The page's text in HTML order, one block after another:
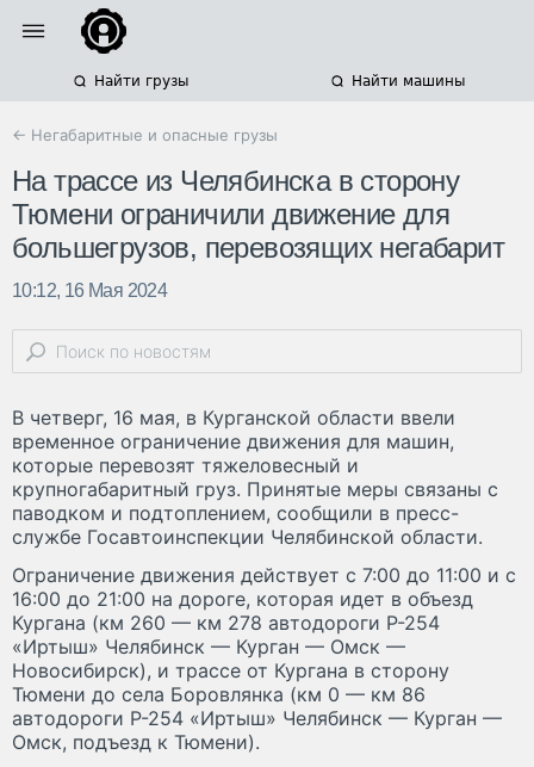
Найти грузы Найти машины
← Негабаритные и опасные грузы
На трассе из Челябинска в сторону
Тюмени ограничили движение для
большегрузов, перевозящих негабарит
10:12, 16 Мая 2024
В четверг, 16 мая, в Курганской области ввели
временное ограничение движения для машин,
которые перевозят тяжеловесный и
крупногабаритный груз. Принятые меры связаны с
паводком и подтоплением, сообщили в пресс-
службе Госавтоинспекции Челябинской области.
Ограничение движения действует с 7:00 до 11:00 и с
16:00 до 21:00 на дороге, которая идет в объезд
Кургана (км 260 — км 278 автодороги Р-254
«Иртыш» Челябинск — Курган — Омск —
Новосибирск), и трассе от Кургана в сторону
Тюмени до села Боровлянка (км 0 — км 86
автодороги Р-254 «Иртыш» Челябинск — Курган —
Омск, подъезд к Тюмени).